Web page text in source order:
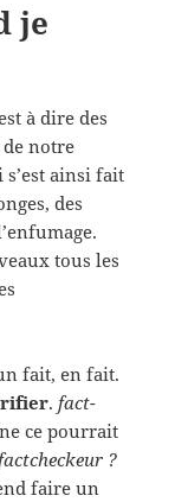
je
à dire des
notre
s’est ainsi fait
des
tous les
fait, en fait.
.fact-
ce pourrait
?
faire un